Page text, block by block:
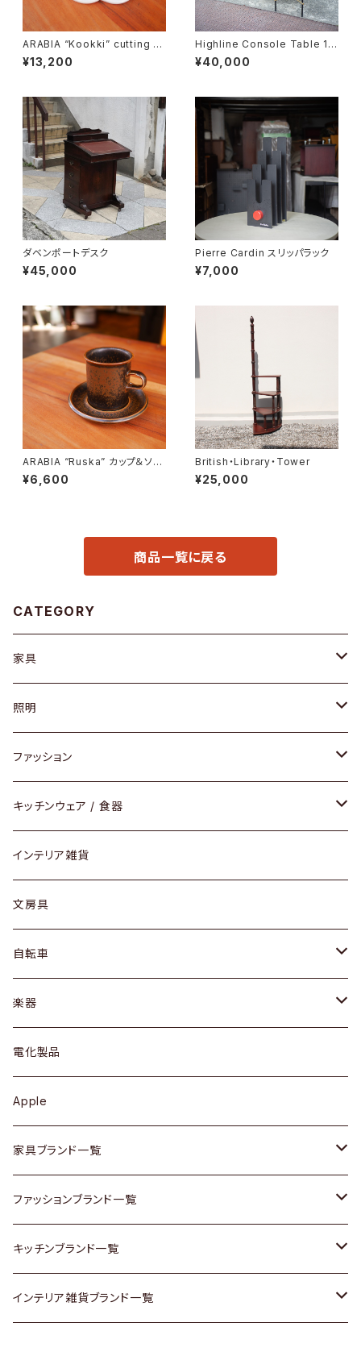
ARABIA “Kookki” cutting b
oard
¥13,200
Highline Console Table 18
0
¥40,000
ダベンポートデスク
¥45,000
Pierre Cardin スリッパラック
¥7,000
ARABIA “Ruska” カップ＆ソー
サー
¥6,600
British・Library・Tower
¥25,000
商品一覧に戻る
CATEGORY
家具
ソファ / ベンチ
チェア / スツール
ダイニングセット / ダイニングテーブル
ローテーブル / サイドテーブル
デスク / コンソール
ドレッサー
シェルフ
キュリオケース / 飾り棚
カップボード / 食器棚
チェスト
その他家具
Vintageヴィンテージ / Antiqueアンティーク
Designers / デザイナーズ
照明
ペンダントライト
テーブルランプ / デスクスタンド
フロアライト
ファッション
アクセサリー
リング
ピアス / イヤリング
財布
バッグ
アウター
トップス
ワンピース
ボトムス
靴
スカーフ
腕時計
Vintage / ヴィンテージ
キッチンウェア / 食器
グラス / タンブラー
カップ / マグ
プレート / ボウル
カトラリー
ケトル / ティーポット
鍋 / フライパン
Vintage / ヴィンテージ
銀製品
和物 / 作家物
その他キッチン雑貨
インテリア雑貨
文房具
自転車
dahon
楽器
ギター
ベース
その他楽器
電化製品
Apple
家具ブランド一覧
ACME Furniture / アクメ ファニチャー
ACTUS / アクタス
arflex / アルフレックス
ファッションブランド一覧
agnes b / アニエス ベー
BALLY / バリー
キッチンブランド一覧
ARABIA / アラビア
インテリア雑貨ブランド一覧